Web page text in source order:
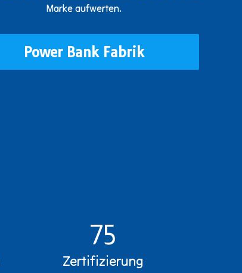
Marke aufwerten.
Power Bank Fabrik
75
Zertifizierung